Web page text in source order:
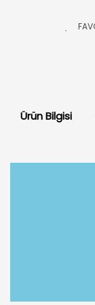
Ürün Bilgisi